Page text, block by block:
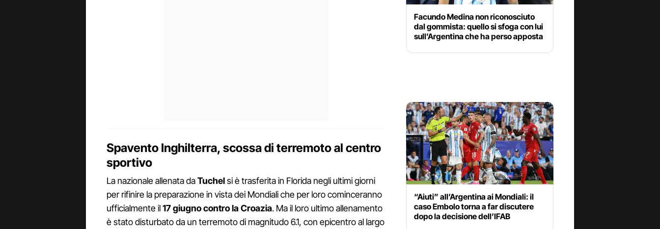
Spavento Inghilterra, scossa di terremoto al centro
sportivo
La nazionale allenata daTuchelsi è trasferita in Florida negli ultimi giorni
per rifinire la preparazione in vista dei Mondiali che per loro cominceranno
ufficialmente il17 giugno contro la Croazia. Ma il loro ultimo allenamento
è stato disturbato da un terremoto di magnitudo 6.1, con epicentro al largo
Facundo Medina non riconosciuto
dal gommista: quello si sfoga con lui
sull’Argentina che ha perso apposta
“Aiuti” all’Argentina ai Mondiali: il
caso Embolo torna a far discutere
dopo la decisione dell’IFAB